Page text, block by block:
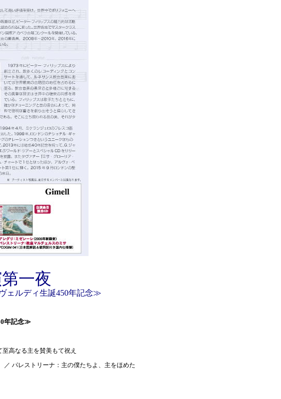
一夜
ェルディ生誕450年記念≫
年記念≫
高なる主を賛美もて祝え
／ パレストリーナ：主の僕たちよ、主をほめた